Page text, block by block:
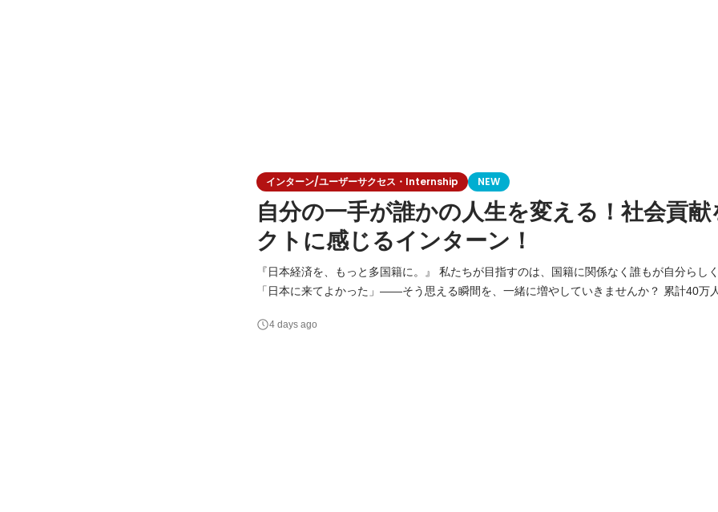
インターン/ユーザーサクセス・Internship NEW
自分の一手が誰かの人生を変える！社会貢
クトに感じるインターン！
『日本経済を、もっと多国籍に。』 私たちが目指すのは、国籍に関係なく誰もが自分らしく活躍できる社会。
「日本に来てよかった」——そう思える瞬間を、一緒に増やしていきませんか？ 累計40万人以上の在日外国人
要とする企業とを繋いでいます！ 求職者お一人おひとりの想いに寄り添い、企業の課題を解決する。 日本経済
4 days ago